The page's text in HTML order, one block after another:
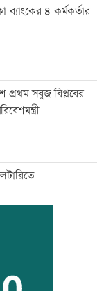
ব্যাংকের ৪ কর্মকর্তার
প্রথম সবুজ বিপ্লবের
ব্যাগ প্রকল্পে